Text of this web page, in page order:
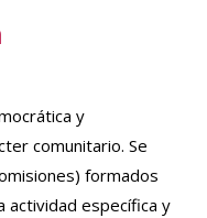
y
comunitario. Se
formados
actividad específica y